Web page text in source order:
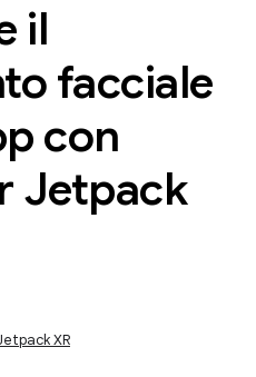
il
facciale
con
Jetpack
XR